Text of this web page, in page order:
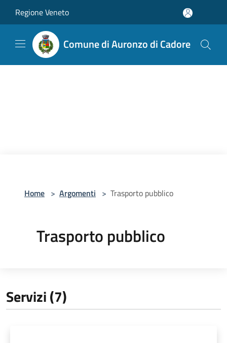
Regione Veneto
Comune di Auronzo di Cadore
Home > Argomenti > Trasporto pubblico
Trasporto pubblico
Servizi (7)